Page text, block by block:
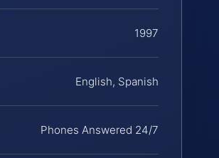
1997
English, Spanish
Phones Answered 24/7